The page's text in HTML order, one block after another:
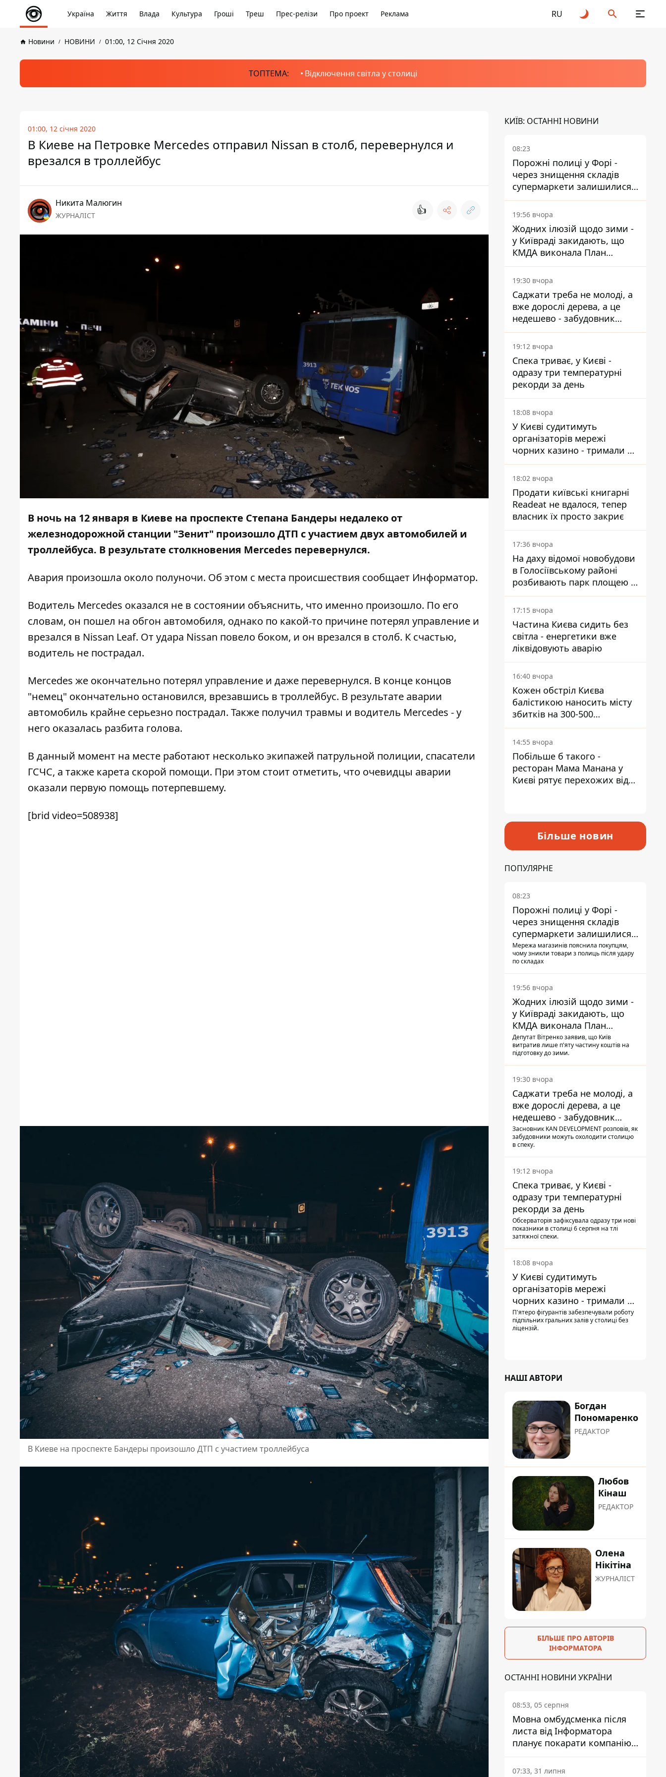
Україна Життя Влада Культура Гроші Треш Прес-релізи Про проект Реклама RU
Новини НОВИНИ 01:00, 12 Січня 2020
ТОПТЕМА: Відключення світла у столиці
01:00, 12 січня 2020
В Киеве на Петровке Mercedes отправил Nissan в столб, перевернулся и
врезался в троллейбус
Никита Малюгин
ЖУРНАЛІСТ 👍
В ночь на 12 января в Киеве на проспекте Степана Бандеры недалеко от
железнодорожной станции "Зенит" произошло ДТП с участием двух автомобилей и
троллейбуса. В результате столкновения Mercedes перевернулся.
Авария произошла около полуночи. Об этом с места происшествия сообщает Информатор.
Водитель Mercedes оказался не в состоянии объяснить, что именно произошло. По его
словам, он пошел на обгон автомобиля, однако по какой-то причине потерял управление и
врезался в Nissan Leaf. От удара Nissan повело боком, и он врезался в столб. К счастью,
водитель не пострадал.
Mercedes же окончательно потерял управление и даже перевернулся. В конце концов
"немец" окончательно остановился, врезавшись в троллейбус. В результате аварии
автомобиль крайне серьезно пострадал. Также получил травмы и водитель Mercedes - у
него оказалась разбита голова.
В данный момент на месте работают несколько экипажей патрульной полиции, спасатели
ГСЧС, а также карета скорой помощи. При этом стоит отметить, что очевидцы аварии
оказали первую помощь потерпевшему.
[brid video=508938]
В Киеве на проспекте Бандеры произошло ДТП с участием троллейбуса
КИЇВ: ОСТАННІ НОВИНИ
08:23
Порожні полиці у Форі -
через знищення складів
супермаркети залишилися
без асортименту
19:56 вчора
Жодних ілюзій щодо зими -
у Київраді закидають, що
КМДА виконала План
стійкості на 20%
19:30 вчора
Саджати треба не молоді, а
вже дорослі дерева, а це
недешево - забудовник
Ніконов
19:12 вчора
Спека триває, у Києві -
одразу три температурні
рекорди за день
18:08 вчора
У Києві судитимуть
організаторів мережі
чорних казино - тримали 39
закладів
18:02 вчора
Продати київські книгарні
Readeat не вдалося, тепер
власник їх просто закриє
17:36 вчора
На даху відомої новобудови
в Голосіївському районі
розбивають парк площею в
гектар
17:15 вчора
Частина Києва сидить без
світла - енергетики вже
ліквідовують аварію
16:40 вчора
Кожен обстріл Києва
балістикою наносить місту
збитків на 300-500
мільйонів - Петро
Пантелеєв
14:55 вчора
Побільше б такого -
ресторан Мама Манана у
Києві рятує перехожих від
Більше новин
ПОПУЛЯРНЕ
08:23
Порожні полиці у Форі -
через знищення складів
супермаркети залишилися
без асортименту
Мережа магазинів пояснила покупцям,
чому зникли товари з полиць після удару
по складах
19:56 вчора
Жодних ілюзій щодо зими -
у Київраді закидають, що
КМДА виконала План
стійкості на 20%
Депутат Вітренко заявив, що Київ
витратив лише п'яту частину коштів на
підготовку до зими.
19:30 вчора
Саджати треба не молоді, а
вже дорослі дерева, а це
недешево - забудовник
Ніконов
Засновник KAN DEVELOPMENT розповів, як
забудовники можуть охолодити столицю
в спеку.
19:12 вчора
Спека триває, у Києві -
одразу три температурні
рекорди за день
Обсерваторія зафіксувала одразу три нові
показники в столиці 6 серпня на тлі
затяжної спеки.
18:08 вчора
У Києві судитимуть
організаторів мережі
чорних казино - тримали 39
закладів
П'ятеро фігурантів забезпечували роботу
підпільних гральних залів у столиці без
ліцензій.
НАШІ АВТОРИ
Богдан
Пономаренко
РЕДАКТОР
Любов
Кінаш
РЕДАКТОР
Олена
Нікітіна
ЖУРНАЛІСТ
БІЛЬШЕ ПРО АВТОРІВ
ІНФОРМАТОРА
ОСТАННІ НОВИНИ УКРАЇНИ
08:53, 05 серпня
Мовна омбудсменка після
листа від Інформатора
планує покарати компанію-
підрядника ПриватБанку
07:33, 31 липня